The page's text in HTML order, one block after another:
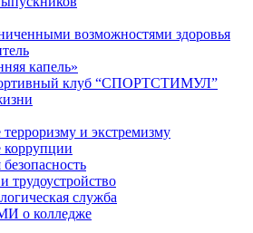
возможностями здоровья
капель»
клуб “СПОРТСТИМУЛ”
и экстремизму
коррупции
трудоустройство
служба
о колледже